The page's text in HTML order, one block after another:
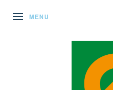
SKIFTE NAVIGATION
MENU